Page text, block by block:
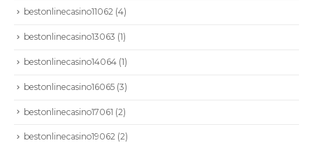
bestonlinecasino11062 (4)
bestonlinecasino13063 (1)
bestonlinecasino14064 (1)
bestonlinecasino16065 (3)
bestonlinecasino17061 (2)
bestonlinecasino19062 (2)